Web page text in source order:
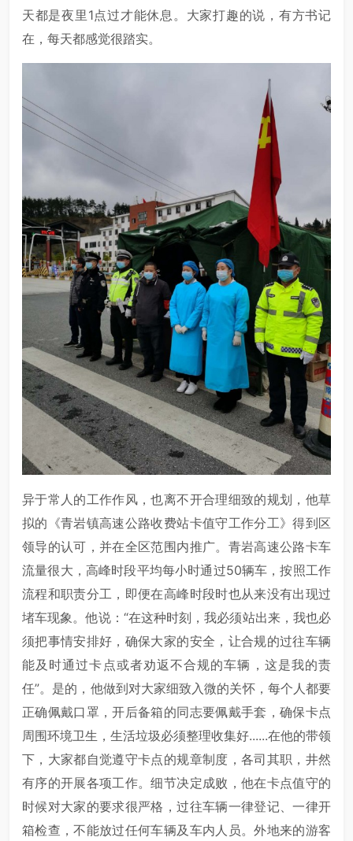
天都是夜里1点过才能休息。大家打趣的说，有方书记
在，每天都感觉很踏实。
异于常人的工作作风，也离不开合理细致的规划，他草
拟的《青岩镇高速公路收费站卡值守工作分工》得到区
领导的认可，并在全区范围内推广。青岩高速公路卡车
流量很大，高峰时段平均每小时通过50辆车，按照工作
流程和职责分工，即便在高峰时段时也从来没有出现过
堵车现象。他说：“在这种时刻，我必须站出来，我也必
须把事情安排好，确保大家的安全，让合规的过往车辆
能及时通过卡点或者劝返不合规的车辆，这是我的责
任”。是的，他做到对大家细致入微的关怀，每个人都要
正确佩戴口罩，开后备箱的同志要佩戴手套，确保卡点
周围环境卫生，生活垃圾必须整理收集好......在他的带领
下，大家都自觉遵守卡点的规章制度，各司其职，井然
有序的开展各项工作。细节决定成败，他在卡点值守的
时候对大家的要求很严格，过往车辆一律登记、一律开
箱检查，不能放过任何车辆及车内人员。外地来的游客